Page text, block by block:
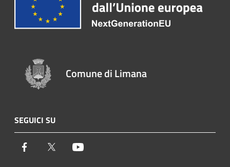
Comune di Limana
SEGUICI SU
Facebook Twitter